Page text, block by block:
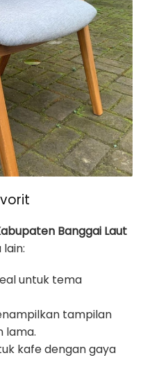
Banggai Laut
untuk tema
tampilan
lama.
kafe dengan gaya